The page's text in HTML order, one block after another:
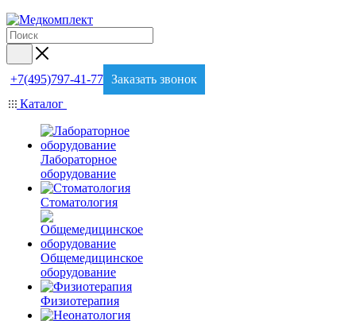
+7(495)797-41-77 Заказать звонок
Каталог
Лабораторное
оборудование
Стоматология
Общемедицинское
оборудование
Физиотерапия